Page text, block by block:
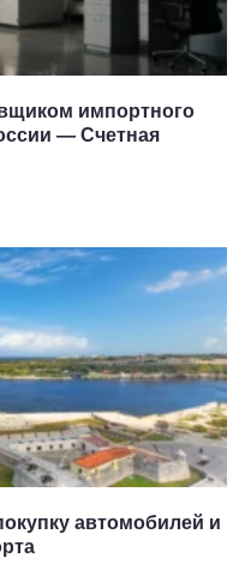
импортного
— Счетная
автомобилей и